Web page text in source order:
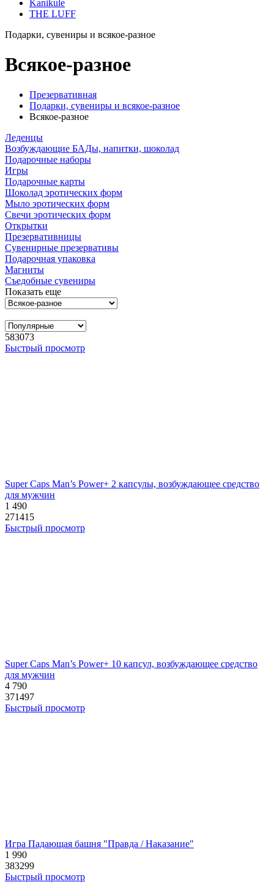
Kanikule
THE LUFF
Подарки, сувениры и всякое-разное
Всякое-разное
Презервативная
Подарки, сувениры и всякое-разное
Всякое-разное
Леденцы
Возбуждающие БАДы, напитки, шоколад
Подарочные наборы
Игры
Подарочные карты
Шоколад эротических форм
Мыло эротических форм
Свечи эротических форм
Открытки
Презервативницы
Сувенирные презервативы
Подарочная упаковка
Магниты
Съедобные сувениры
Показать еще
583073
Быстрый просмотр
Super Caps Man’s Power+ 2 капсулы, возбуждающее средство
для мужчин
1 490
271415
Быстрый просмотр
Super Caps Man’s Power+ 10 капсул, возбуждающее средство
для мужчин
4 790
371497
Быстрый просмотр
Игра Падающая башня "Правда / Наказание"
1 990
383299
Быстрый просмотр